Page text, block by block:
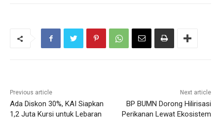
Previous article
Ada Diskon 30%, KAI Siapkan
1,2 Juta Kursi untuk Lebaran
Next article
BP BUMN Dorong Hilirisasi
Perikanan Lewat Ekosistem